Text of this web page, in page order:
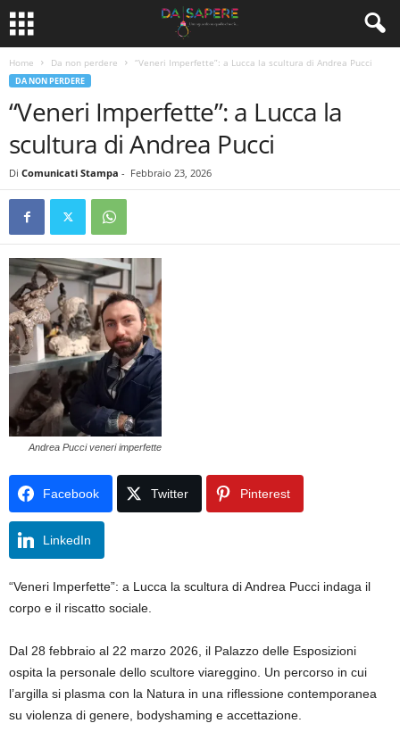
Home Da non perdere “Veneri Imperfette”: a Lucca la scultura di Andrea Pucci
DA NON PERDERE
“Veneri Imperfette”: a Lucca la
scultura di Andrea Pucci
Di Comunicati Stampa - Febbraio 23, 2026
Andrea Pucci veneri imperfette
Facebook Twitter Pinterest
LinkedIn
“Veneri Imperfette”: a Lucca la scultura di Andrea Pucci indaga il
corpo e il riscatto sociale.
Dal 28 febbraio al 22 marzo 2026, il Palazzo delle Esposizioni
ospita la personale dello scultore viareggino. Un percorso in cui
l’argilla si plasma con la Natura in una riflessione contemporanea
su violenza di genere, bodyshaming e accettazione.